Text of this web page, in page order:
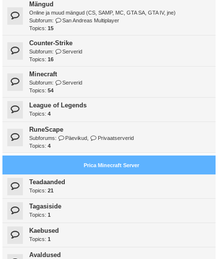
Mängud
Online ja muud mängud (CS, SAMP, MC, GTA SA, GTA IV, jne)
Subforum:
San Andreas Multiplayer
Topics: 15
Counter-Strike
Subforum:
Serverid
Topics: 16
Minecraft
Subforum:
Serverid
Topics: 54
League of Legends
Topics: 4
RuneScape
Subforums: Päevikud
Privaatserverid
Topics: 4
Prica Minecraft Server
Teadaanded
Topics: 21
Tagasiside
Topics: 1
Kaebused
Topics: 1
Avaldused